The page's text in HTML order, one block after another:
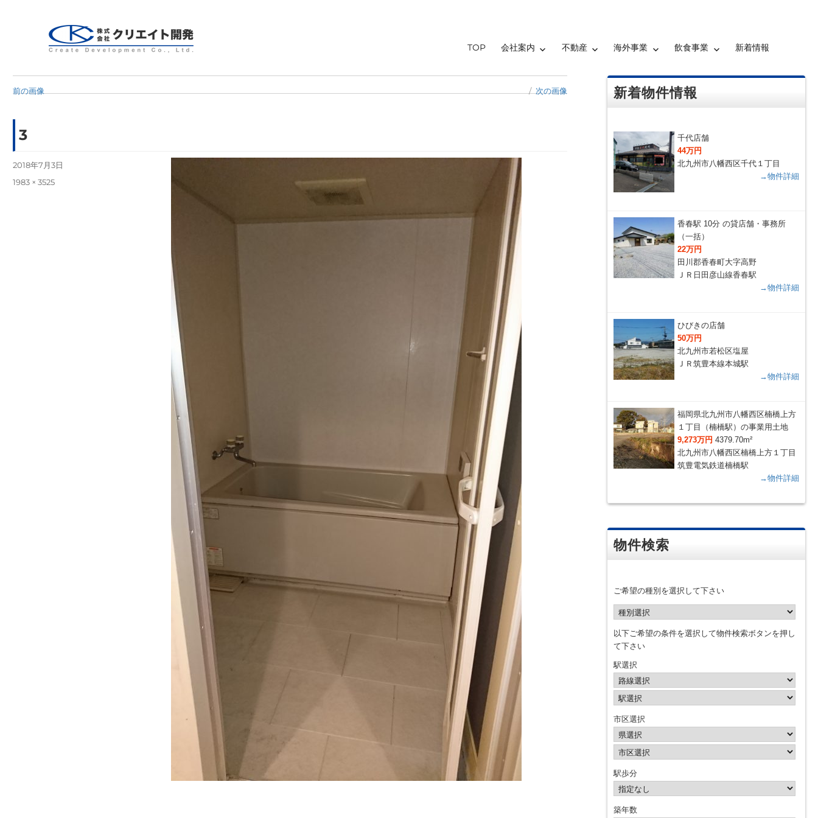
クリエイト開発
TOP 会社案内 不動産 海外事業 飲食事業 新着情報
前の画像 次の画像
3
投
2018年7月3日
フ
1983 × 3525
新着物件情報
千代店舗
44万円
北九州市八幡西区千代１丁目
→物件詳細
香春駅 10分 の貸店舗・事務所
（一括）
22万円
田川郡香春町大字高野
ＪＲ日田彦山線香春駅
→物件詳細
ひびきの店舗
50万円
北九州市若松区塩屋
ＪＲ筑豊本線本城駅
→物件詳細
福岡県北九州市八幡西区楠橋上方
１丁目（楠橋駅）の事業用土地
9,273万円 4379.70m²
北九州市八幡西区楠橋上方１丁目
筑豊電気鉄道楠橋駅
→物件詳細
物件検索
ご希望の種別を選択して下さい
以下ご希望の条件を選択して物件検索ボタンを押し
て下さい
駅選択
市区選択
駅歩分
築年数